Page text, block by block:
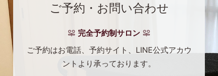
ご予約・お問い合わせ
完全予約制サロン
ご予約はお電話、予約サイト、 LINE公式アカウ
ントより 承っております。